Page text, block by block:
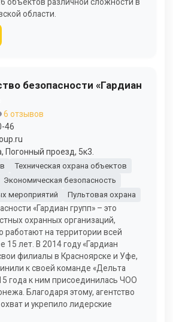
области.
безопасности «Гардиан
6 отзывов
46
Погонный проезд, 5к3.
Техническая охрана объектов
Экономическая безопасность
мероприятий
Пультовая охрана
«Гардиан групп» – это
охранных организаций,
работают на территории всей
15 лет. В 2014 году «Гардиан
филиалы в Красноярске и Уфе,
к своей команде «Дельта
года к ним присоединилась ЧОО
Благодаря этому, агентство
и укрепило лидерские